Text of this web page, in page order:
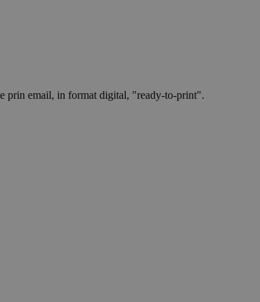
prin email, in format digital, "ready-to-print".